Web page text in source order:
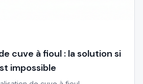
cuve à fioul : la solution si
impossible